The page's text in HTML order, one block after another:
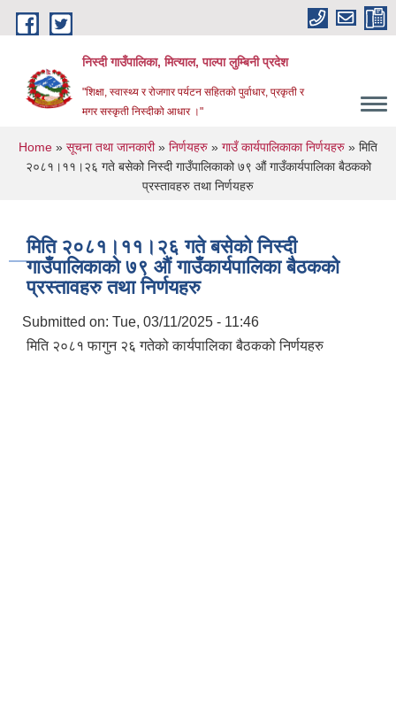
Skip to main content
निस्दी गाउँपालिका, मित्याल, पाल्पा लुम्बिनी प्रदेश
"शिक्षा, स्वास्थ्य र रोजगार पर्यटन सहितको पुर्वाधार, प्रकृती र
मगर सस्कृती निस्दीको आधार ।"
You are here
Home » सूचना तथा जानकारी» निर्णयहरु » गाउँ कार्यपालिकाका निर्णयहरु » मिति
२०८१।११।२६ गते बसेको निस्दी गाउँपालिकाको ७९ औं गाउँकार्यपालिका बैठकको
प्रस्तावहरु तथा निर्णयहरु
मिति २०८१।११।२६ गते बसेको निस्दी
गाउँपालिकाको ७९ औं गाउँकार्यपालिका बैठकको
प्रस्तावहरु तथा निर्णयहरु
Submitted on: Tue, 03/11/2025 - 11:46
मिति २०८१ फागुन २६ गतेको कार्यपालिका बैठकको निर्णयहरु